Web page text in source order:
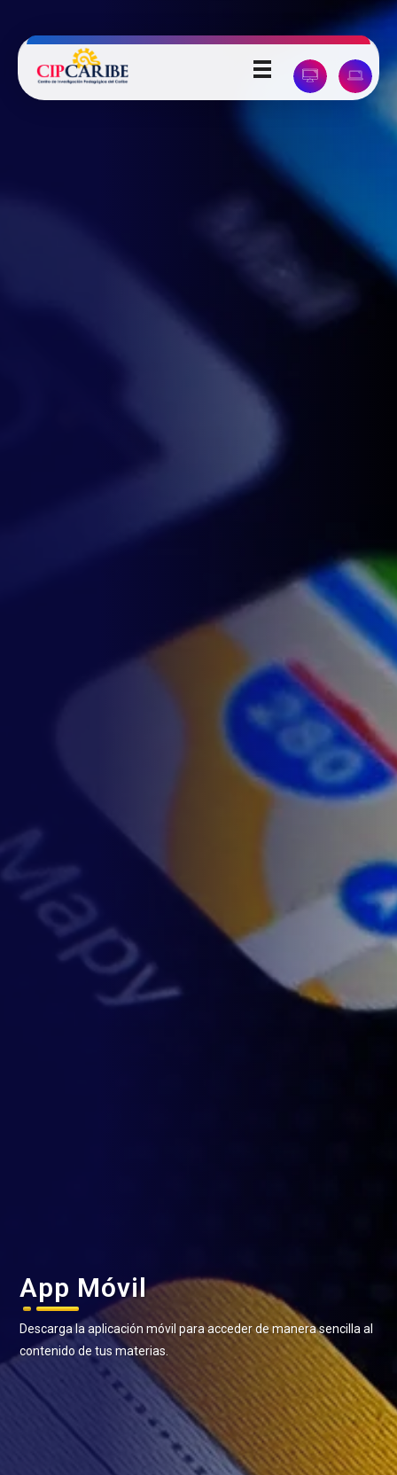
Universidad Pedagógica del Caribe
App Móvil
Descarga la aplicación móvil para acceder de manera sencilla al
contenido de tus materias.